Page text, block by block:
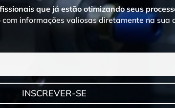
que já estão otimizando seus
informações valiosas diretamente na sua
INSCREVER-SE